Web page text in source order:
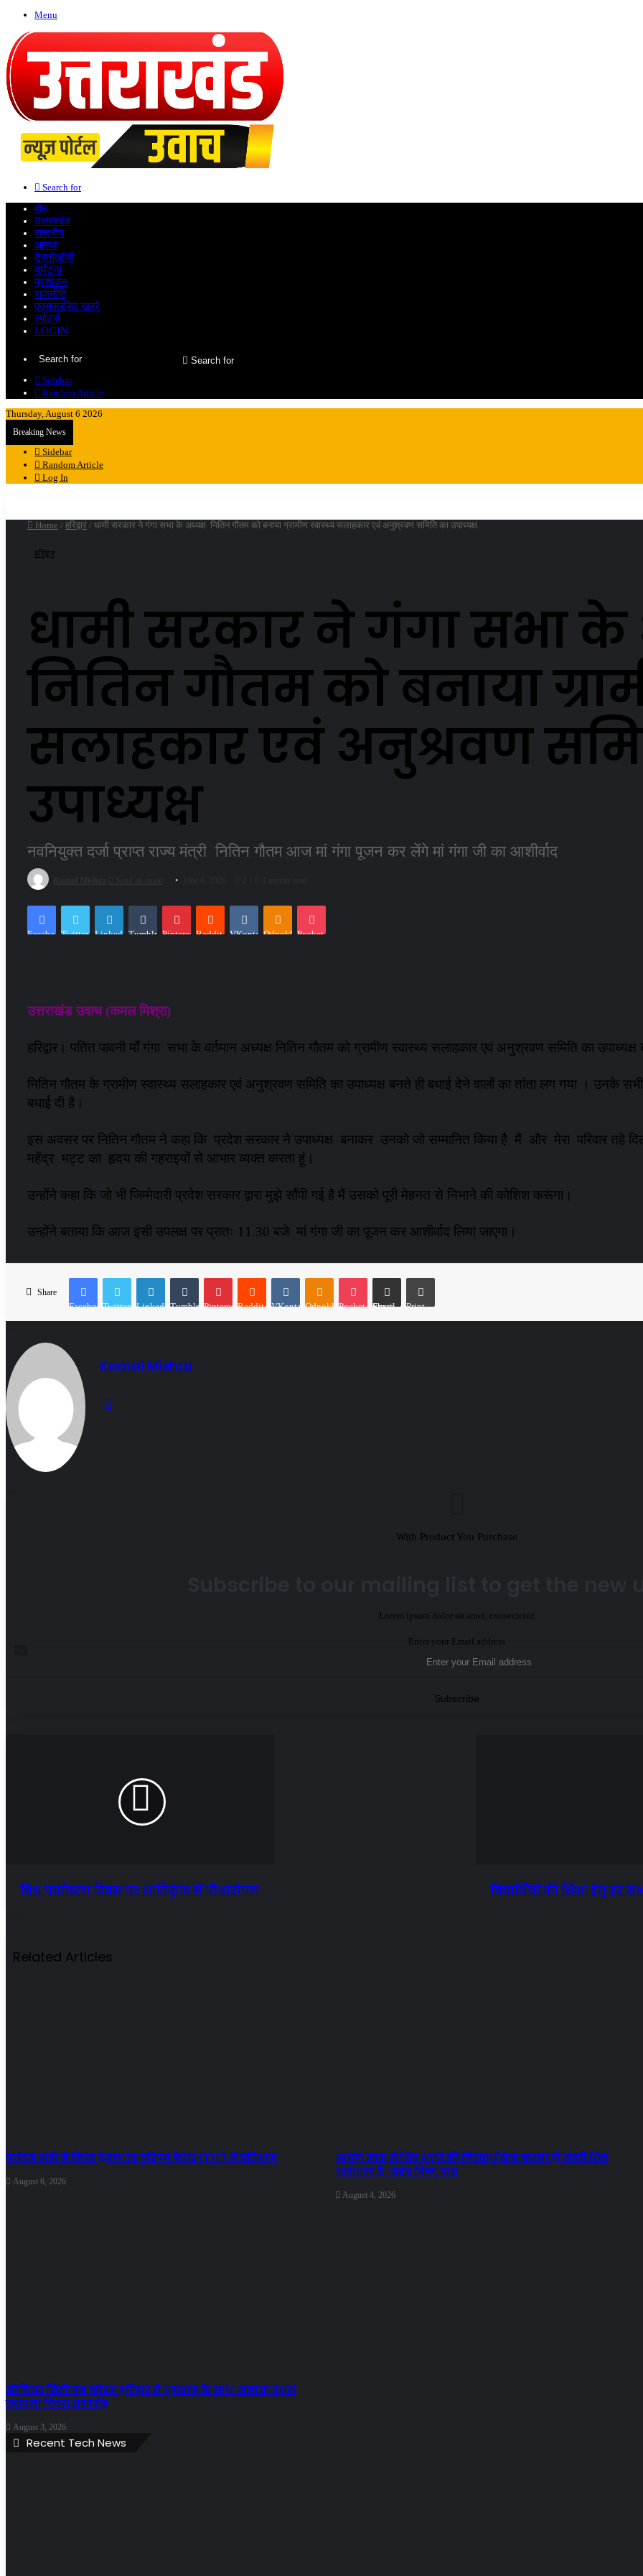
Menu
Search for
होम
उत्तराखंड
राष्ट्रीय
आस्था
टेक्नोलॉजी
दुर्घटना
प्रशासन
राजनीति
एक्सक्लूसिव खबरें
स्पोर्ट्स
LOGIN
Search for
Sidebar
Random Article
Thursday, August 6 2026
Breaking News
Sidebar
Random Article
Log In
Home / हरिद्वार / धामी सरकार ने गंगा सभा के अध्यक्ष नितिन गौतम को बनाया ग्रामीण स्वास्थ्य सलाहकार एवं अनुश्रवण समिति का उपाध्यक्ष
हरिद्वार
धामी सरकार ने गंगा सभा के
नितिन गौतम को बनाया
सलाहकार एवं अनुश्रवण
उपाध्यक्ष
नवनियुक्त दर्जा प्राप्त राज्य मंत्री नितिन गौतम आज मां गंगा पूजन कर लेंगे मां गंगा जी का आशीर्वाद
FacebookTwitter LinkedInTumblr Pinterest Reddit VKontakteOdnoklassniki
Pocket
उत्तराखंड उवाच (कमल मिश्रा)
हरिद्वार। पतित पावनी माँ गंगा सभा के वर्तमान अध्यक्ष नितिन गौतम को ग्रामीण स्वास्थ्य सलाहकार एवं अनुश्रवण समिति का उपाध्यक्ष
नितिन गौतम के ग्रामीण स्वास्थ्य सलाहकार एवं अनुश्रवण समिति का उपाध्यक्ष बनते ही बधाई देने वालों का तांता लग गया ।
बधाई दी है।
इस अवसर पर नितिन गौतम ने कहा कि प्रदेश सरकार ने उपाध्यक्ष बनाकर उनको जो सम्मानित किया है मैं और मेरा परिवार तहे
महेंद्र भट्ट का हृदय की गहराइयों से आभार व्यक्त करता हूं।
उन्होंने कहा कि जो भी जिम्मेदारी प्रदेश सरकार द्वारा मुझे सौंपी गई है मैं उसको पूरी मेहनत से निभाने की कोशिश करूंगा।
उन्होंने बताया कि आज इसी उपलक्ष पर प्रातः 11.30 बजे मां गंगा जी का पूजन कर आशीर्वाद लिया जाएगा।
Share
FacebookTwitter LinkedInTumblr Pinterest Reddit VKontakteOdnoklassniki
Pocket Share via Email Print
Kamal Mishra
With Product You Purchase
Lorem ipsum dolor sit amet, consectetur.
Enter your Email address
विश्व पर्यावरण दिवस पर शांतिकुंज में पौधारोपण विद्यार्थियों की शिक्षा हेतु
Related Articles
पर्यटन मंत्री ने किया ट्रैवल एंड टूरिज्म फेयर (TTF) में प्रतिभाग
August 6, 2026
श्रावण मास में शिव भक्तों की निस्वार्थ सेवा करना ही सच्ची शिव
आराधना है-महंत बिष्णु दास
August 4, 2026
सीनियर सिटीजन फोरम हरिद्वार ने धूमधाम के साथ मनाया प्रथम
स्थापना दिवस समारोह
August 3, 2026
Recent Tech News